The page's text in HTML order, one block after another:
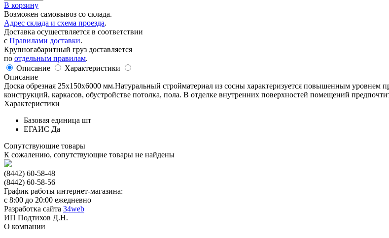
В корзину
Возможен самовывоз со склада.
Адрес склада и схема проезда.
Доставка осуществляется в соответствии
с Правилами доставки.
Крупногабаритный груз доставляется
по отдельным правилам.
Описание
Характеристики
Описание
Доска обрезная 25х150х6000 мм.Натуральный стройматериал из сосны характеризуется повышенным уровнем
конструкций, каркасов, обустройстве потолка, пола. В отделке внутренних поверхностей помещений
Характеристики
Базовая единица шт
ЕГАИС Да
Сопутствующие товары
К сожалению, сопутствующие товары не найдены
(8442) 60-58-48
(8442) 60-58-56
График работы интернет-магазина:
с 8:00 до 20:00 ежедневно
Разработка сайта 34web
ИП Подтихов Д.Н.
О компании